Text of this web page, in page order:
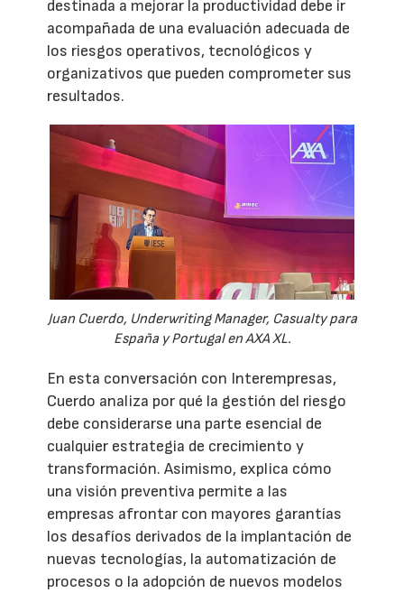
destinada a mejorar la productividad debe ir
acompañada de una evaluación adecuada de
los riesgos operativos, tecnológicos y
organizativos que pueden comprometer sus
resultados.
Juan Cuerdo, Underwriting Manager, Casualty para
España y Portugal en AXA XL.
En esta conversación con Interempresas,
Cuerdo analiza por qué la gestión del riesgo
debe considerarse una parte esencial de
cualquier estrategia de crecimiento y
transformación. Asimismo, explica cómo
una visión preventiva permite a las
empresas afrontar con mayores garantías
los desafíos derivados de la implantación de
nuevas tecnologías, la automatización de
procesos o la adopción de nuevos modelos